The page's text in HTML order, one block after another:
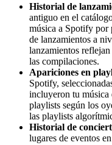
Historial de
antiguo en el
música a Spotify por
de lanzamientos a
lanzamientos
las compilaciones.
Apariciones en
Spotify,
incluyeron tu música
playlists según los
las playlists
Historial de
lugares de eventos